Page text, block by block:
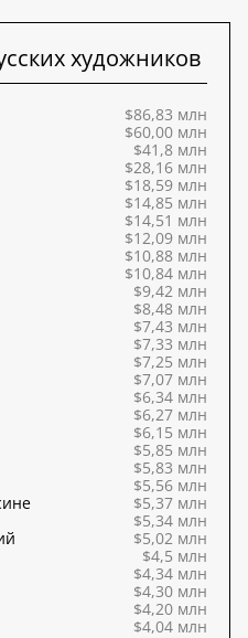
художников
$86,83 млн
$60,00 млн
$41,8 млн
$28,16 млн
$18,59 млн
$14,85 млн
$14,51 млн
$12,09 млн
$10,88 млн
$10,84 млн
$9,42 млн
$8,48 млн
$7,43 млн
$7,33 млн
$7,25 млн
$7,07 млн
$6,34 млн
$6,27 млн
$6,15 млн
$5,85 млн
$5,83 млн
$5,56 млн
$5,37 млн
$5,34 млн
$5,02 млн
$4,5 млн
$4,34 млн
$4,30 млн
$4,20 млн
$4,04 млн